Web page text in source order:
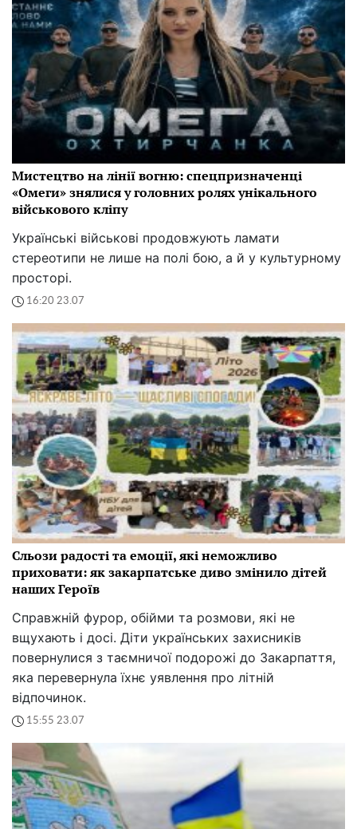
Мистецтво на лінії вогню: спецпризначенці
«Омеги» знялися у головних ролях унікального
військового кліпу
Українські військові продовжують ламати
стереотипи не лише на полі бою, а й у культурному
просторі.
16:20 23.07
Сльози радості та емоції, які неможливо
приховати: як закарпатське диво змінило дітей
наших Героїв
Справжній фурор, обійми та розмови, які не
вщухають і досі. Діти українських захисників
повернулися з таємничої подорожі до Закарпаття,
яка перевернула їхнє уявлення про літній
відпочинок.
15:55 23.07